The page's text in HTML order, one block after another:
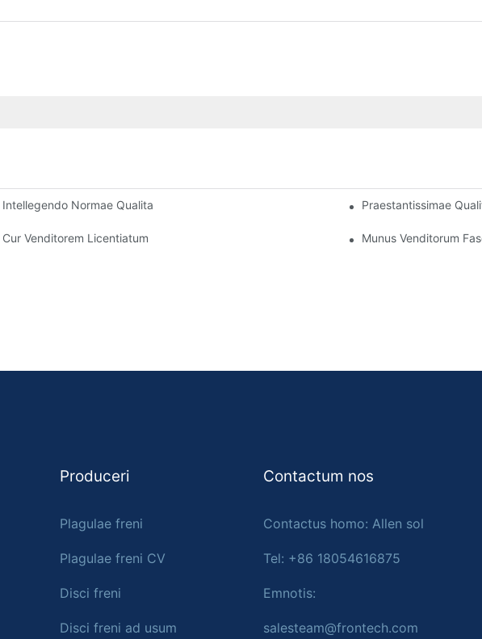
Intellegendo Normae Qualitatis Inter Fabricatores Fasciarum Freni Praestantissimae
Cur Venditorem Licentiatum Fasciarum Freni Eligere Debeas Munus Venditorum
Produceri
Plagulae freni
Plagulae freni CV
Disci freni
Disci freni ad usum
Contactum nos
Contactus homo: Allen sol
Tel: +86 18054616875
Emnotis:
salesteam@frontech.com